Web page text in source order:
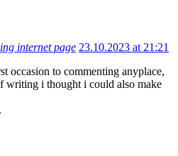
internet page 23.10.2023 at 21:21
occasion to commenting anyplace,
writing i thought i could also make